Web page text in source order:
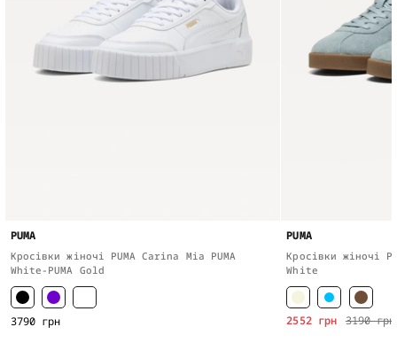
PUMA
Кросівки жіночі PUMA Carina Mia PUMA
White-PUMA Gold
3790 грн
PUMA
Кросівки жіночі
White
3190 грн
2552 грн